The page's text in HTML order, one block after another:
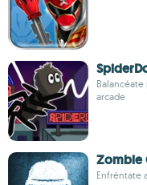
arcade
Zombie
Enfréntate